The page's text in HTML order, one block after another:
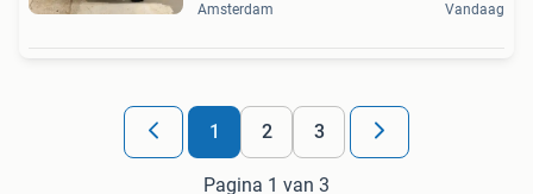
Amsterdam Vandaag
1 2 3
Pagina 1 van 3